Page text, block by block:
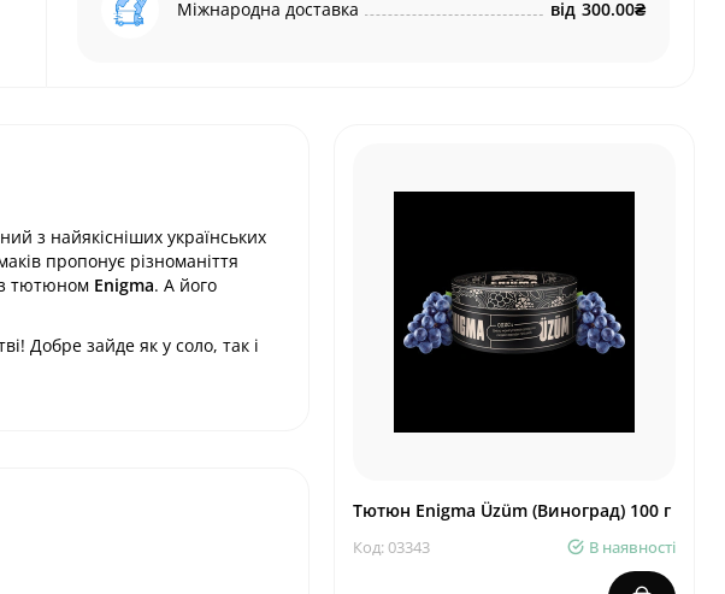
Міжнародна доставка від 300.00₴
з найякісніших українських
пропонує різноманіття
з тютюном Enigma. А його
Добре зайде як у соло, так і
Тютюн Enigma Üzüm (Виноград) 100 г
Код: 03343 В наявності